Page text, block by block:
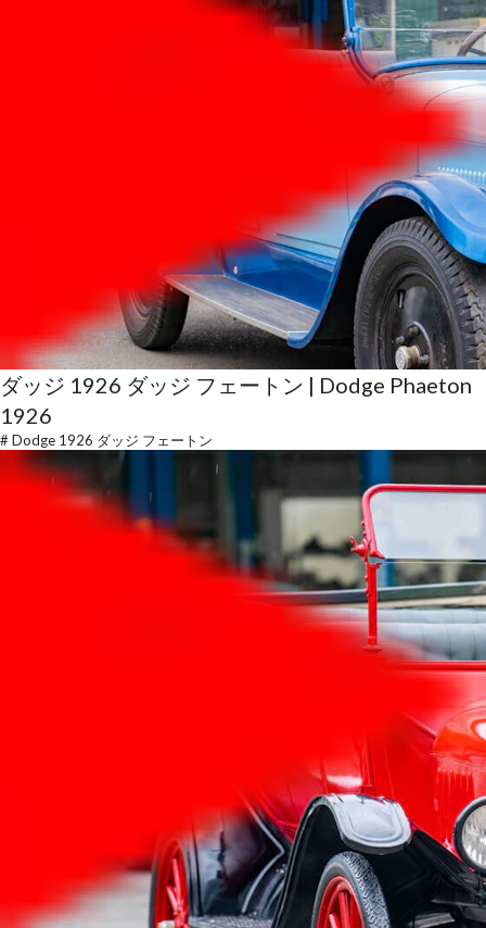
ダッジ 1926 ダッジ フェートン | Dodge Phaeton
1926
# Dodge 1926 ダッジ フェートン